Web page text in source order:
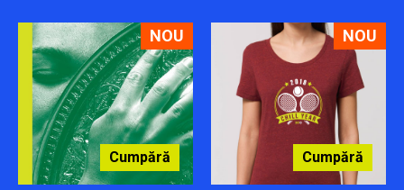
NOU
Cumpără
NOU
Cumpără